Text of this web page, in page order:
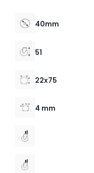
40mm
51
22x75
4 mm